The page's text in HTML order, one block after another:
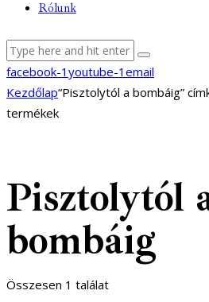
Rólunk
facebook-1 youtube-1 email
Kezdőlap“Pisztolytól a bombáig”
termékek
Pisztolytól
bombáig
Összesen 1 találat